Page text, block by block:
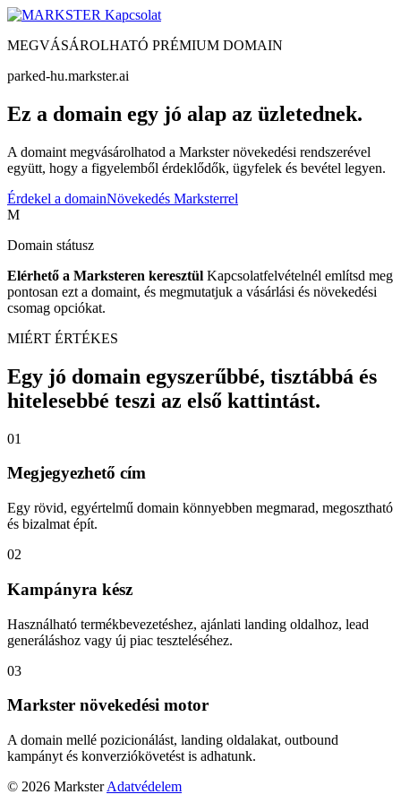
Kapcsolat
MEGVÁSÁROLHATÓ PRÉMIUM DOMAIN
parked-hu.markster.ai
Ez a domain egy jó alap az üzletednek.
A domaint megvásárolhatod a Markster növekedési rendszerével
együtt, hogy a figyelemből érdeklődők, ügyfelek és bevétel legyen.
Érdekel a domainNövekedés Marksterrel
M
Domain státusz
Elérhető a Marksteren keresztül Kapcsolatfelvételnél említsd meg
pontosan ezt a domaint, és megmutatjuk a vásárlási és növekedési
csomag opciókat.
MIÉRT ÉRTÉKES
Egy jó domain egyszerűbbé, tisztábbá és
hitelesebbé teszi az első kattintást.
01
Megjegyezhető cím
Egy rövid, egyértelmű domain könnyebben megmarad, megosztható
és bizalmat épít.
02
Kampányra kész
Használható termékbevezetéshez, ajánlati landing oldalhoz, lead
generáláshoz vagy új piac teszteléséhez.
03
Markster növekedési motor
A domain mellé pozicionálást, landing oldalakat, outbound
kampányt és konverziókövetést is adhatunk.
© 2026 Markster Adatvédelem